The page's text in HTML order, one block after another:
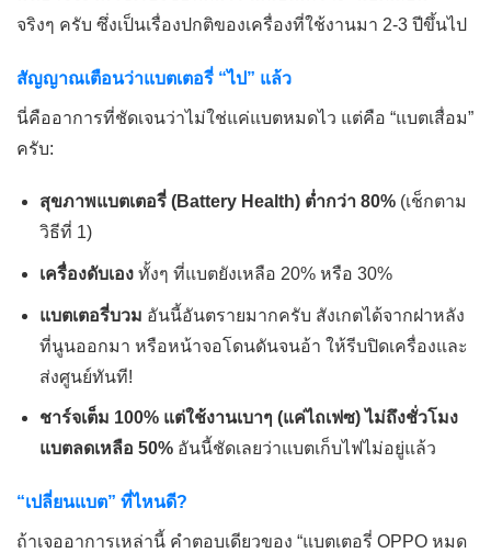
จริงๆ ครับ ซึ่งเป็นเรื่องปกติของเครื่องที่ใช้งานมา 2-3 ปีขึ้นไป
สัญญาณเตือนว่าแบตเตอรี่ “ไป” แล้ว
นี่คืออาการที่ชัดเจนว่าไม่ใช่แค่แบตหมดไว แต่คือ “แบตเสื่อม”
ครับ:
สุขภาพแบตเตอรี่ (Battery Health) ต่ำกว่า 80%(เช็กตาม
วิธีที่ 1)
เครื่องดับเองทั้งๆ ที่แบตยังเหลือ 20% หรือ 30%
แบตเตอรี่บวม อันนี้อันตรายมากครับ สังเกตได้จากฝาหลัง
ที่นูนออกมา หรือหน้าจอโดนดันจนอ้า ให้รีบปิดเครื่องและ
ส่งศูนย์ทันที!
ชาร์จเต็ม 100% แต่ใช้งานเบาๆ (แค่ไถเฟซ) ไม่ถึงชั่วโมง
แบตลดเหลือ 50%อันนี้ชัดเลยว่าแบตเก็บไฟไม่อยู่แล้ว
“เปลี่ยนแบต” ที่ไหนดี?
ถ้าเจออาการเหล่านี้ คำตอบเดียวของ “แบตเตอรี่ OPPO หมด